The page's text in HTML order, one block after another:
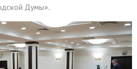
Думы».